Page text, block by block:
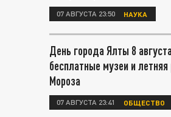
07 АВГУСТА 23:50 НАУКА
День города Ялты 8
бесплатные музеи и
Мороза
07 АВГУСТА 23:41 ОБЩЕСТВО